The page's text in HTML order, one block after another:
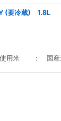
(要冷蔵) 1.8L
使用米 ： 国